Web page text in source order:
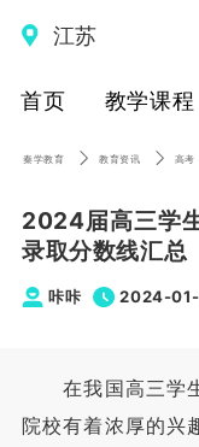
江苏
首页 教学课程
秦学教育 教育资讯 高考
2024届高三学
录取分数线汇总
咔咔 2024-
在我国高三学生
院校有着浓厚的兴